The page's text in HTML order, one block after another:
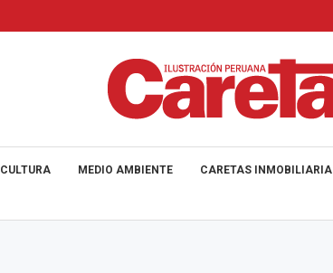
CULTURA MEDIO AMBIENTE CARETAS INMOBILIARIA